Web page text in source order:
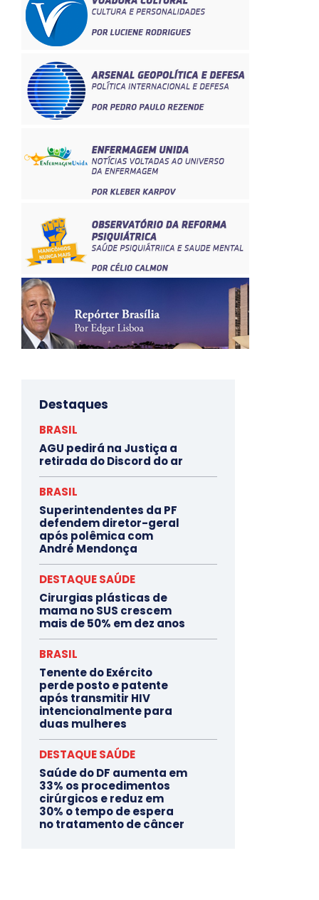
Destaques
BRASIL
AGU pedirá na Justiça a
retirada do Discord do ar
BRASIL
Superintendentes da PF
defendem diretor-geral
após polêmica com
André Mendonça
DESTAQUE SAÚDE
Cirurgias plásticas de
mama no SUS crescem
mais de 50% em dez anos
BRASIL
Tenente do Exército
perde posto e patente
após transmitir HIV
intencionalmente para
duas mulheres
DESTAQUE SAÚDE
Saúde do DF aumenta em
33% os procedimentos
cirúrgicos e reduz em
30% o tempo de espera
no tratamento de câncer